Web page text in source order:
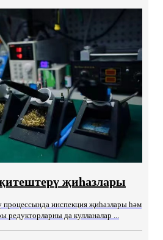
җиһазлары
инспекция җиһазлары һәм
да кулланалар ...